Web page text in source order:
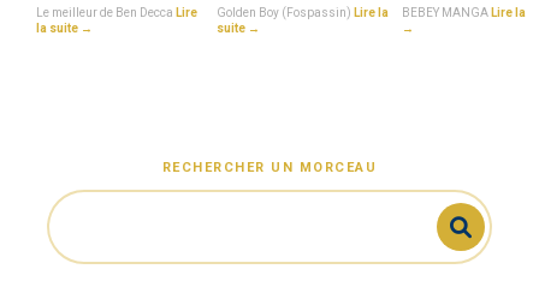
Le meilleur de Ben Decca Lire
la suite →
Golden Boy (Fospassin) Lire la
suite →
BEBEY MANGA Lire la
→
RECHERCHER UN MORCEAU